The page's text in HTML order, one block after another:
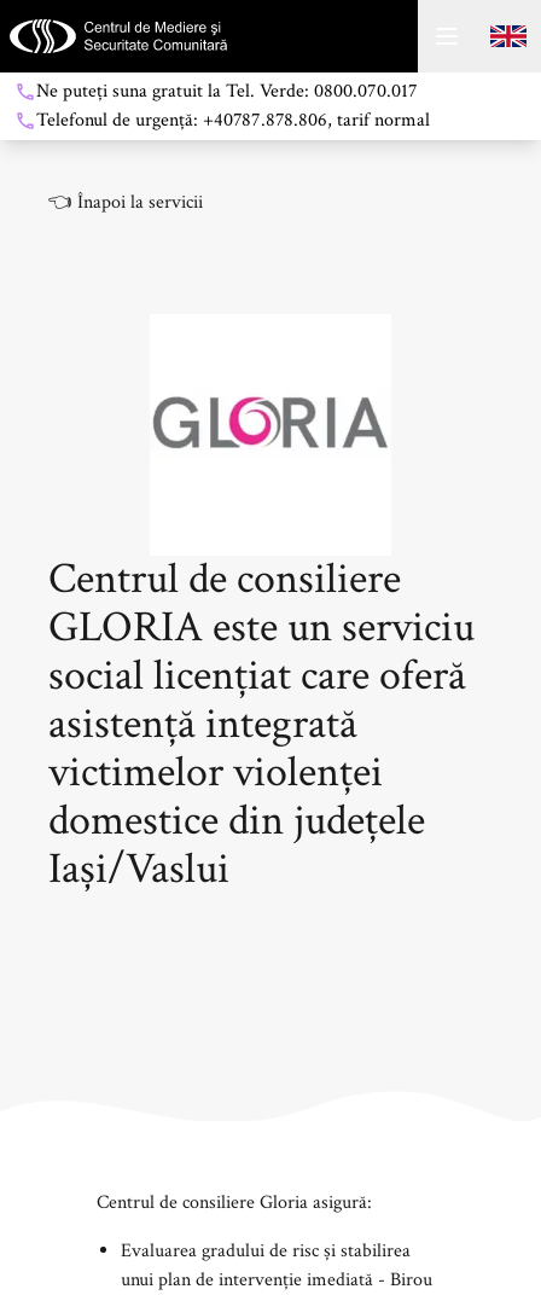
Ne puteți suna gratuit la Tel. Verde: 0800.070.017
Telefonul de urgență: +40787.878.806, tarif normal
👈 Înapoi la servicii
Centrul de consiliere
GLORIA este un serviciu
social licențiat care oferă
asistență integrată
victimelor violenței
domestice din județele
Iași/Vaslui
Centrul de consiliere Gloria asigură:
Evaluarea gradului de risc și stabilirea
unui plan de intervenție imediată - Birou